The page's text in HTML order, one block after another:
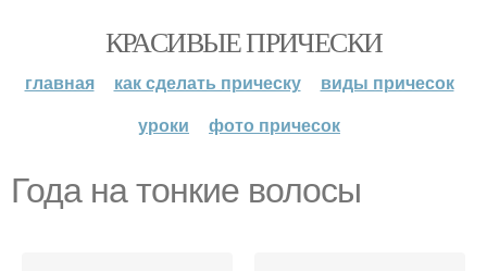
КРАСИВЫЕ ПРИЧЕСКИ
главная как сделать прическу
виды причесок
уроки
фото причесок
Года на тонкие волосы